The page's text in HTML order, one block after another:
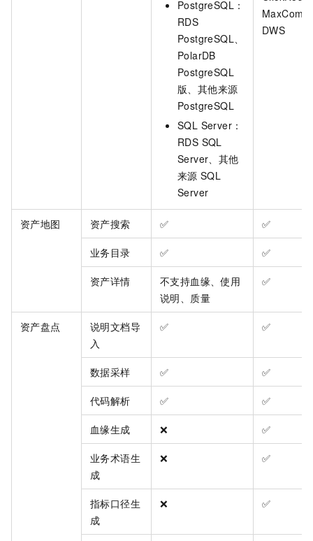
PostgreSQL：
RDS
PostgreSQL、
PolarDB
PostgreSQL
版、其他来源
PostgreSQL
SQL Server：
RDS SQL
Server、其他
来源 SQL
Server
DWS
资产地图 资产搜索 ✅ ✅
业务目录 ✅ ✅
资产详情 不支持血缘、使用
说明、质量
✅
资产盘点
说明文档导
入
✅ ✅
数据采样 ✅ ✅
代码解析 ✅ ✅
血缘生成 ❌ ✅
业务术语生
成
❌ ✅
指标口径生
成
❌ ✅